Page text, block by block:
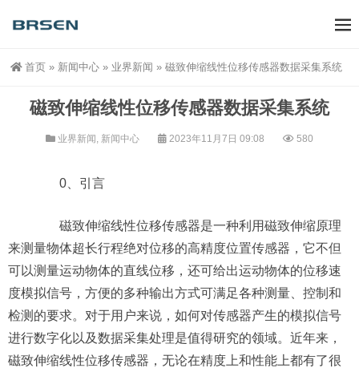
首页 » 新闻中心 » 业界新闻 » 磁致伸缩线性位移传感器数据采集系统
磁致伸缩线性位移传感器数据采集系统
业界新闻 , 新闻中心 2023年11月7日 09:08 580
0、引言
磁致伸缩线性位移传感器是一种利用磁致伸缩原理
来测量物体超长行程绝对位移的高精度位置传感器，它不但
可以测量运动物体的直线位移，还可给出运动物体的位移速
度模拟信号，方便的多种输出方式可满足各种测量、控制和
检测的要求。对于用户来说，如何对传感器产生的模拟信号
进行数字化以及数据采集处理是值得研究的领域。近年来，
磁致伸缩线性位移传感器，无论在精度上和性能上都有了很